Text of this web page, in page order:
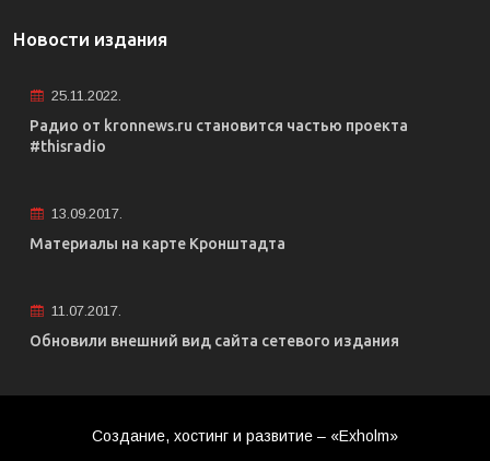
Новости издания
25.11.2022.
Радио от kronnews.ru становится частью проекта
#thisradio
13.09.2017.
Материалы на карте Кронштадта
11.07.2017.
Обновили внешний вид сайта сетевого издания
Создание, хостинг и развитие – «Exholm»